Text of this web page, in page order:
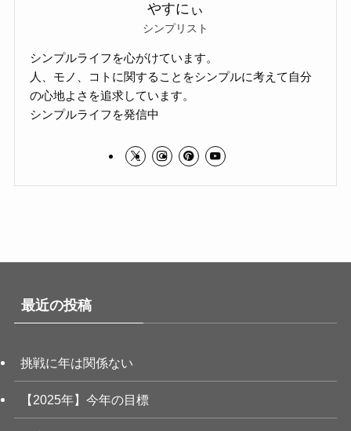
やすにぃ
シンプリスト
シンプルライフを心がけています。
人、モノ、コトに関することをシンプルに考えて自分
の心地よさを追求しています。
シンプルライフを発信中
最近の投稿
挑戦に年は関係ない
【2025年】今年の目標